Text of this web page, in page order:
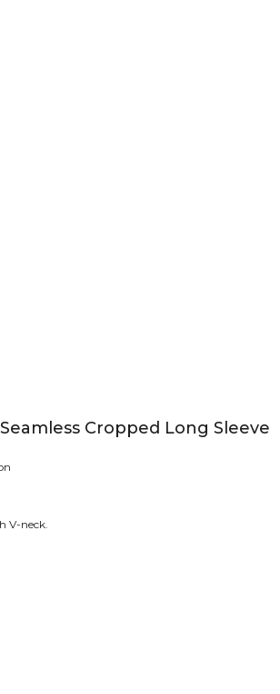
Cropped Long Sleeve
V-neck.